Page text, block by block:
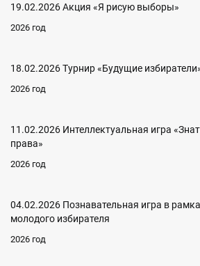
19.02.2026 Акция «Я рисую выборы»
2026 год
18.02.2026 Турнир «Будущие
2026 год
11.02.2026 Интеллектуальная игра
права»
2026 год
04.02.2026 Познавательная игра в
молодого избирателя
2026 год